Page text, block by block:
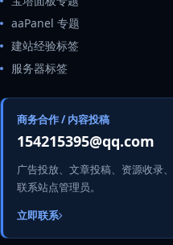
aaPanel 专题
建站经验标签
服务器标签
商务合作 / 内容投稿
154215395@qq.com
广告投放、文章投稿、资源收录
联系站点管理员。
立即联系